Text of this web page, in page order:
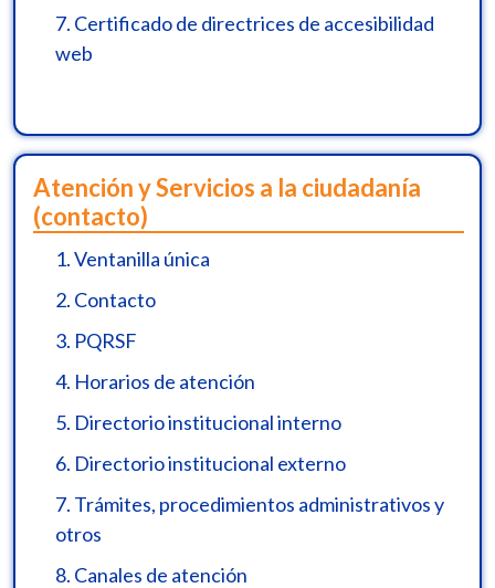
7. Certificado de directrices de accesibilidad
web
Atención y Servicios a la ciudadanía
(contacto)
1.Ventanilla única
2. Contacto
3. PQRSF
4. Horarios de atención
5. Directorio institucional interno
6. Directorio institucional externo
7. Trámites, procedimientos administrativos y
otros
8. Canales de atención